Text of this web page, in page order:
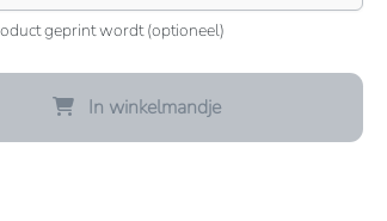
geprint wordt (optioneel)
de gewenste
In winkelmandje